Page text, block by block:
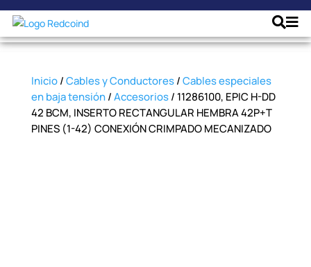
Inicio/Cables y Conductores/Cables especiales
en baja tensión/Accesorios/ 11286100, EPIC H-DD
42 BCM, INSERTO RECTANGULAR HEMBRA 42P+T
PINES (1-42) CONEXIÓN CRIMPADO MECANIZADO